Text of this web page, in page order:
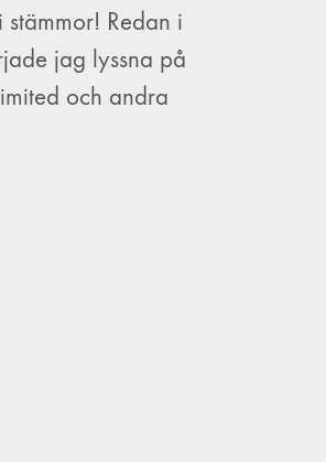
stämmor! Redan i
jag lyssna på
och andra